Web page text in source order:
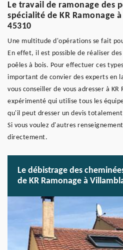
Le travail de ramonage des
spécialité de KR Ramonage
45310
Une multitude d'opérations se fait
En effet, il est possible de réaliser
poêles à bois. Pour effectuer ces
important de convier des experts en
vous conseiller de vous adresser à
expérimenté qui utilise tous les
qu'il peut dresser un devis
Si vous voulez d'autres
directement.
Le débistrage des
de KR Ramonage à